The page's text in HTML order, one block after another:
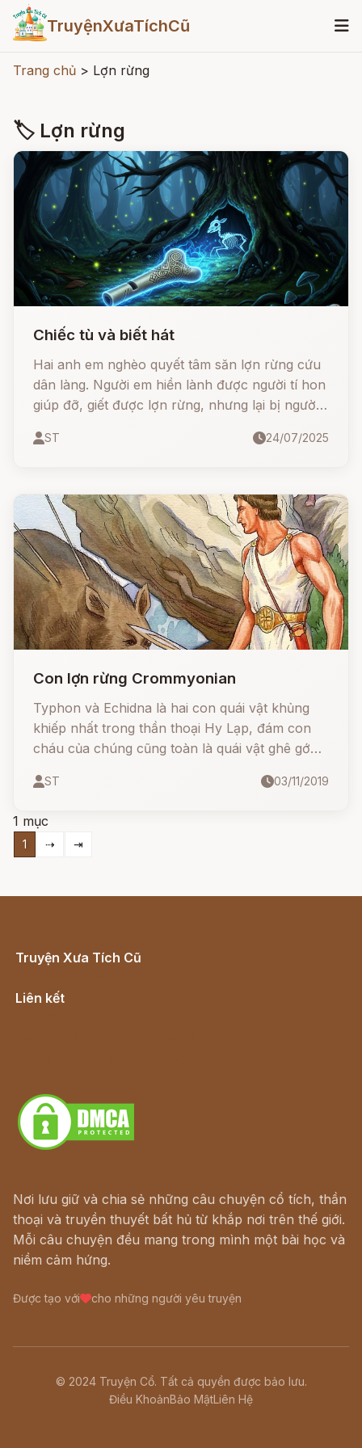
TruyệnXưaTíchCũ
Trang chủ > Lợn rừng
🏷 Lợn rừng
Chiếc tù và biết hát
Hai anh em nghèo quyết tâm săn lợn rừng cứu
dân làng. Người em hiền lành được người tí hon
giúp đỡ, giết được lợn rừng, nhưng lại bị người
như tội ác đã bị chôn vùi mãi mãi, thì nhiều năm
ST 24/07/2025
Con lợn rừng Crommyonian
Typhon và Echidna là hai con quái vật khủng
khiếp nhất trong thần thoại Hy Lạp, đám con
cháu của chúng cũng toàn là quái vật ghê gớm.
Crommyon cũng là một đứa con của chúng.
ST 03/11/2019
1 mục
1 ⇢ ⇥
Truyện Xưa Tích Cũ
Liên kết
Nơi lưu giữ và chia sẻ những câu chuyện cổ tích, thần
thoại và truyền thuyết bất hủ từ khắp nơi trên thế giới.
Mỗi câu chuyện đều mang trong mình một bài học và
niềm cảm hứng.
Được tạo với cho những người yêu truyện
© 2024 Truyện Cổ. Tất cả quyền được bảo lưu.
Điều KhoảnBảo MậtLiên Hệ